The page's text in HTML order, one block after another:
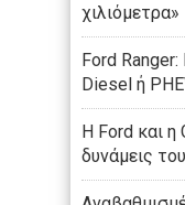
χιλιόμετρα»
Ford
Diesel ή
Η Ford και η
δυνάμεις